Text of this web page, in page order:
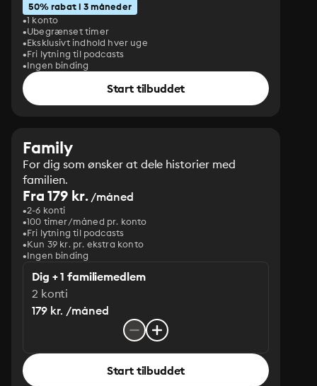
50% rabat i 3 måneder
1 konto
Ubegrænset timer
Eksklusivt indhold hver uge
Fri lytning til podcasts
Ingen binding
Start tilbuddet
Family
For dig som ønsker at dele historier med
familien.
Fra 179 kr./måned
2-6 konti
100 timer/måned pr. konto
Fri lytning til podcasts
Kun 39 kr. pr. ekstra konto
Ingen binding
Dig + 1 familiemedlem
2 konti
179 kr. /måned
Start tilbuddet